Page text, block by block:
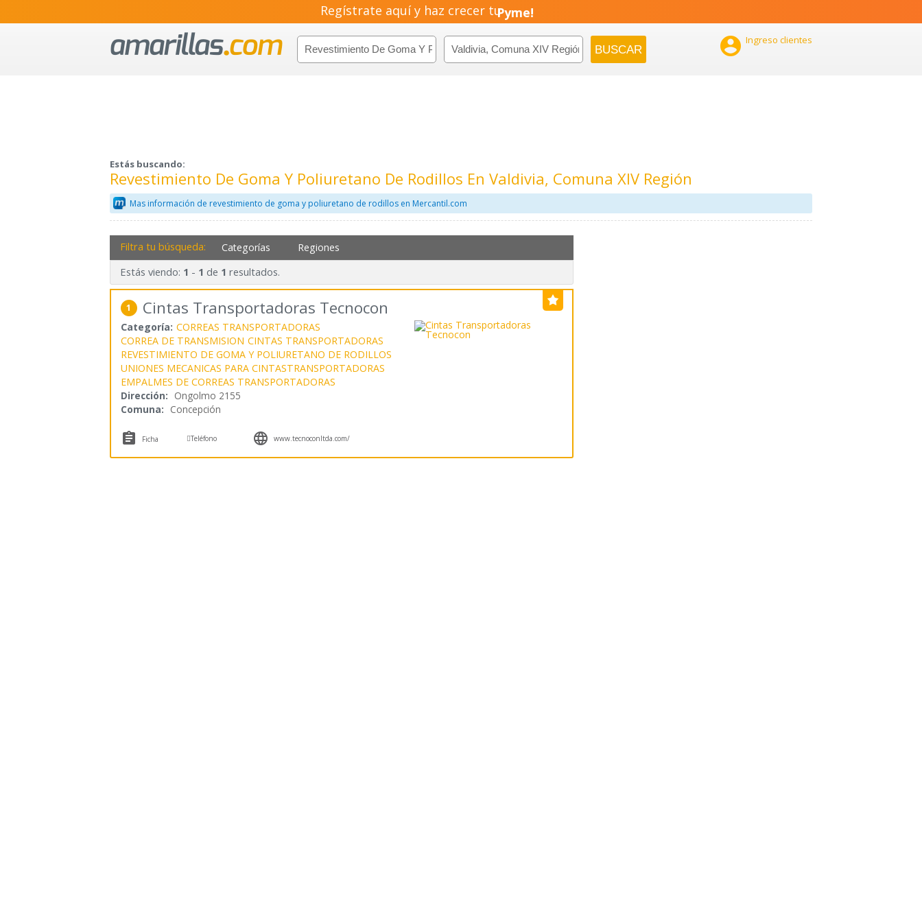
Regístrate aquí y haz crecer tuPyme!
Emprendimiento!
 Ingreso clientes
Estás buscando:
Revestimiento De Goma Y Poliuretano De Rodillos En Valdivia, Comuna XIV Región
Mas información de revestimiento de goma y poliuretano de rodillos en Mercantil.com
Filtra tu búsqueda: Categorías Regiones
Estás viendo: 1 - 1 de 1 resultados.
1 Cintas Transportadoras Tecnocon
Categoría: CORREAS TRANSPORTADORAS
CORREA DE TRANSMISION CINTAS TRANSPORTADORAS
REVESTIMIENTO DE GOMA Y POLIURETANO DE RODILLOS
UNIONES MECANICAS PARA CINTASTRANSPORTADORAS
EMPALMES DE CORREAS TRANSPORTADORAS
Dirección: Ongolmo 2155
Comuna: Concepción
 Ficha Teléfono  www.tecnoconltda.com/